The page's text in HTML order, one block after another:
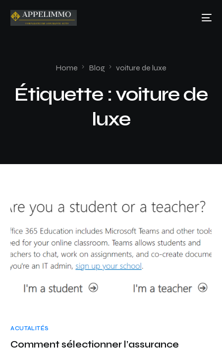
Home Blog voiture de luxe
Étiquette :voiture de
luxe
ACUTALITÉS
Comment sélectionner l’assurance